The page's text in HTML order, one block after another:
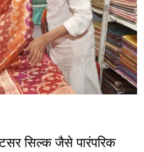
सिल्क जैसे पारंपरिक